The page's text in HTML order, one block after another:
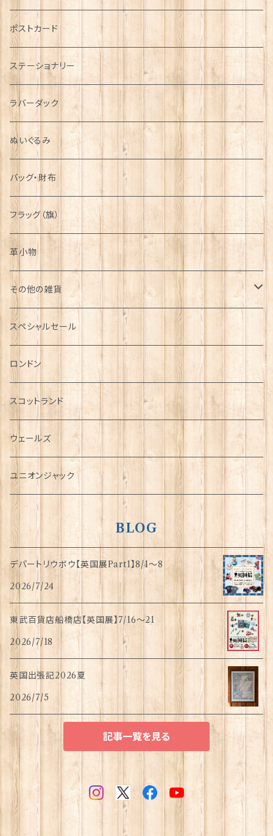
音楽＆楽器
運動＆人物
シンボル
ARMY
ポストカード
ステーショナリー
ラバーダック
ぬいぐるみ
バッグ・財布
フラッグ（旗）
革小物
その他の雑貨
ミニカー
チャーム
犬グッズ
傘
指貫(シンブル)
スペシャルセール
ロンドン
スコットランド
ウェールズ
ユニオンジャック
BLOG
デパートリウボウ【英国展Part1】8/1〜8
2026/7/24
東武百貨店船橋店【英国展】7/16～21
2026/7/18
英国出張記2026夏
2026/7/5
記事一覧を見る